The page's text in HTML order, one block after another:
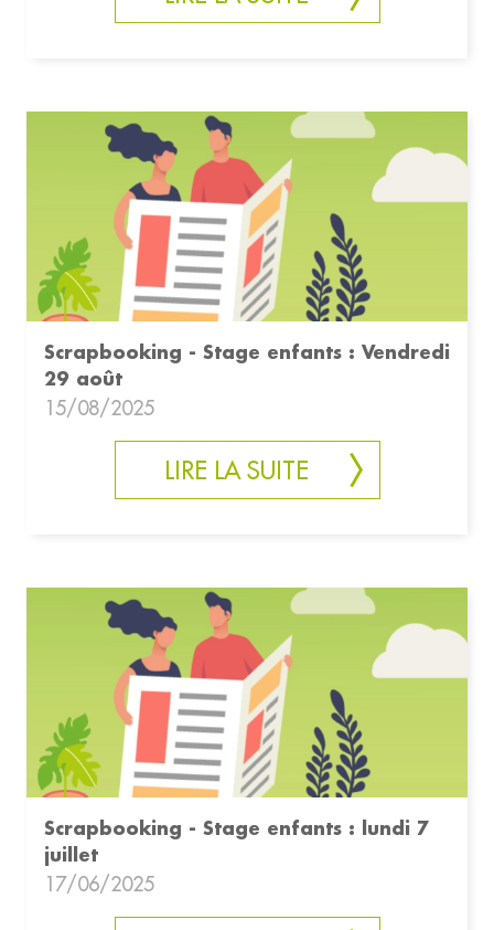
Scrapbooking - Stage enfants : Vendredi
29 août
15/08/2025
LIRE LA SUITE
Scrapbooking - Stage enfants : lundi 7
juillet
17/06/2025